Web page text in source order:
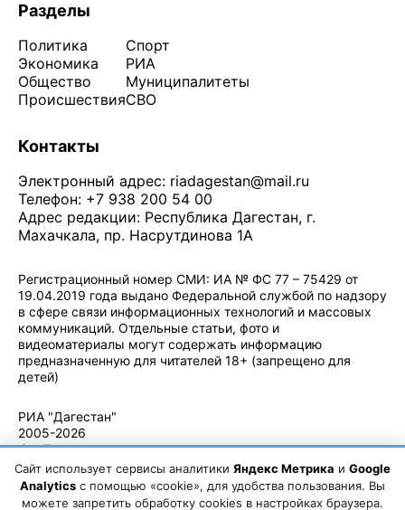
Разделы
Политика
Экономика
Общество
Происшествия
Спорт
РИА
Муниципалитеты
СВО
Контакты
Электронный адрес: riadagestan@mail.ru
Телефон: +7 938 200 54 00
Адрес редакции: Республика Дагестан, г.
Махачкала, пр. Насрутдинова 1А
Регистрационный номер СМИ: ИА № ФС 77 – 75429 от
19.04.2019 года выдано Федеральной службой по надзору
в сфере связи информационных технологий и массовых
коммуникаций. Отдельные статьи, фото и
видеоматериалы могут содержать информацию
предназначенную для читателей 18+ (запрещено для
детей)
РИА "Дагестан"
2005-2026
© - Правила
использования
материалов.
Авторские
Сайт использует сервисы аналитики Яндекс Метрика и Google
Analytics с помощью «cookie», для удобства пользования. Вы
можете запретить обработку cookies в настройках браузера.